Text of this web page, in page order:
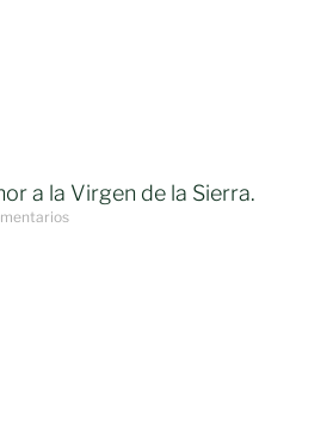
a la Virgen de la Sierra.